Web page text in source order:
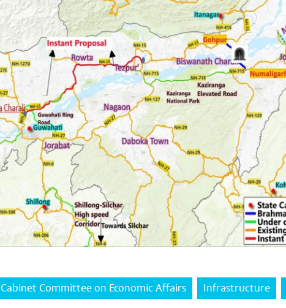
Cabinet Committee on Economic Affairs Infrastructure